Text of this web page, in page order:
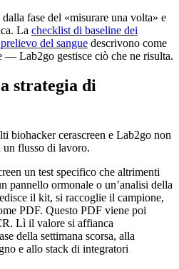
fase del «misurare una volta» e
La checklist di baseline dei
del sangue descrivono come
— Lab2go gestisce ciò che ne risulta.
strategia di
biohacker cerascreen e Lab2go non
un flusso di lavoro.
un test specifico che altrimenti
pannello ormonale o un’analisi della
il kit, si raccoglie il campione,
PDF. Questo PDF viene poi
Lì il valore si affianca
della settimana scorsa, alla
e allo stack di integratori